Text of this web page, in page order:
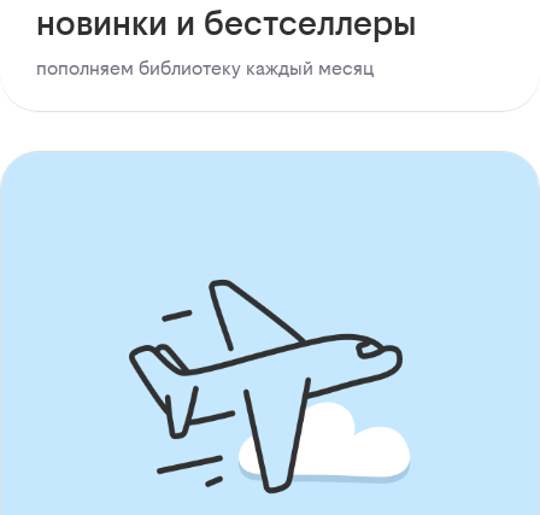
новинки и бестселлеры
пополняем библиотеку каждый месяц